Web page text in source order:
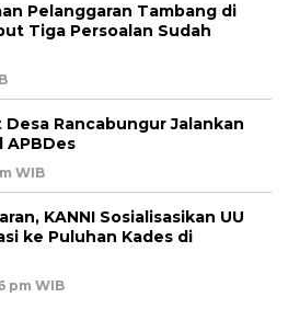
Pelanggaran Tambang di
Tiga Persoalan Sudah
Rancabungur Jalankan
APBDes
WIB
KANNI Sosialisasikan UU
ke Puluhan Kades di
pm WIB